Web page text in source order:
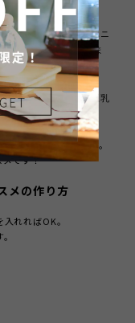
デカフェ
を流してくれるサポニ
できると言われていま
く質も豊富。
ーに入れると少し豆乳
同じ植物性のもの同
美味しさがあります。
メです！
メの作り方
れればOK。